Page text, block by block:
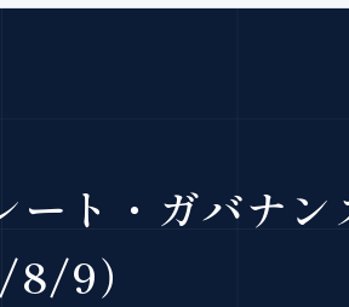
ート・ガバナン
8/9）